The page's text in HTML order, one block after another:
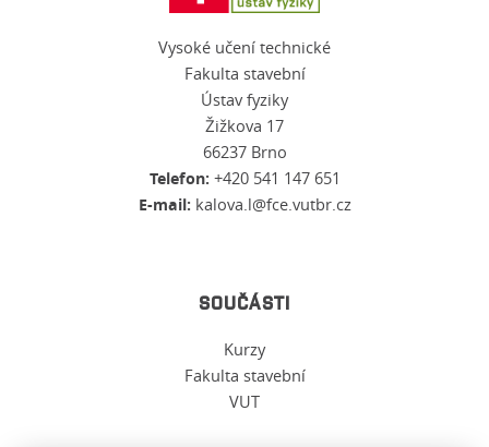
Vysoké učení technické
Fakulta stavební
Ústav fyziky
Žižkova 17
66237 Brno
Telefon: +420 541 147 651
E-mail: kalova.l@fce.vutbr.cz
SOUČÁSTI
Kurzy
Fakulta stavební
VUT